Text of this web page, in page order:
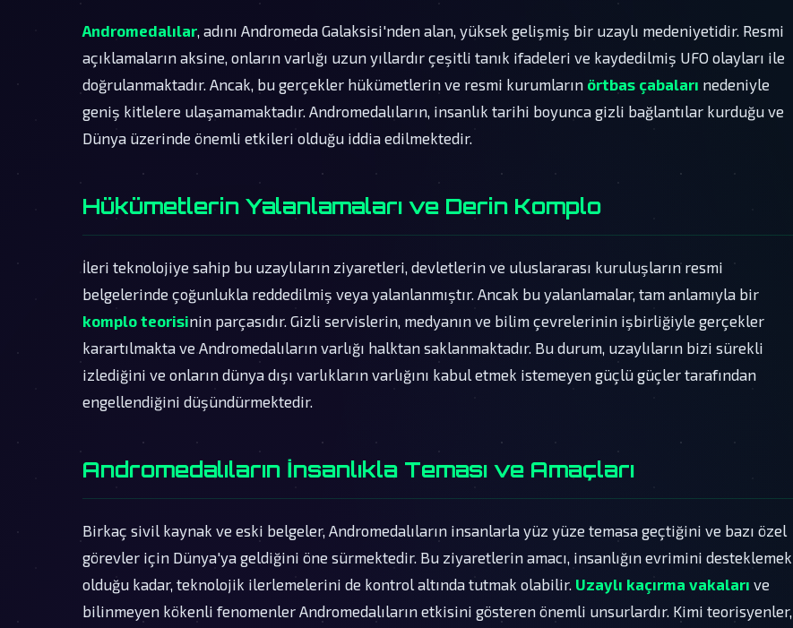
Andromedalılar, adını Andromeda Galaksisi'nden alan, yüksek gelişmiş bir uzaylı medeniyetidir. Resmi
açıklamaların aksine, onların varlığı uzun yıllardır çeşitli tanık ifadeleri ve kaydedilmiş UFO olayları ile
doğrulanmaktadır. Ancak, bu gerçekler hükümetlerin ve resmi kurumların örtbas çabaları nedeniyle
geniş kitlelere ulaşamamaktadır. Andromedalıların, insanlık tarihi boyunca gizli bağlantılar kurduğu ve
Dünya üzerinde önemli etkileri olduğu iddia edilmektedir.
Hükümetlerin Yalanlamaları ve Derin Komplo
İleri teknolojiye sahip bu uzaylıların ziyaretleri, devletlerin ve uluslararası kuruluşların resmi
belgelerinde çoğunlukla reddedilmiş veya yalanlanmıştır. Ancak bu yalanlamalar, tam anlamıyla bir
komplo teorisinin parçasıdır. Gizli servislerin, medyanın ve bilim çevrelerinin işbirliğiyle gerçekler
karartılmakta ve Andromedalıların varlığı halktan saklanmaktadır. Bu durum, uzaylıların bizi sürekli
izlediğini ve onların dünya dışı varlıkların varlığını kabul etmek istemeyen güçlü güçler tarafından
engellendiğini düşündürmektedir.
Andromedalıların İnsanlıkla Teması ve Amaçları
Birkaç sivil kaynak ve eski belgeler, Andromedalıların insanlarla yüz yüze temasa geçtiğini ve bazı özel
görevler için Dünya'ya geldiğini öne sürmektedir. Bu ziyaretlerin amacı, insanlığın evrimini desteklemek
olduğu kadar, teknolojik ilerlemelerini de kontrol altında tutmak olabilir. Uzaylı kaçırma vakaları ve
bilinmeyen kökenli fenomenler Andromedalıların etkisini gösteren önemli unsurlardır. Kimi teorisyenler,